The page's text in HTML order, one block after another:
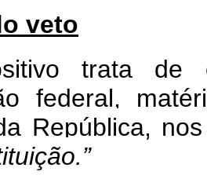
veto
trata de
federal,
República,